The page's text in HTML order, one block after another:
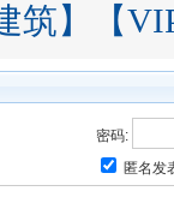
筑】【
密码:
匿名发